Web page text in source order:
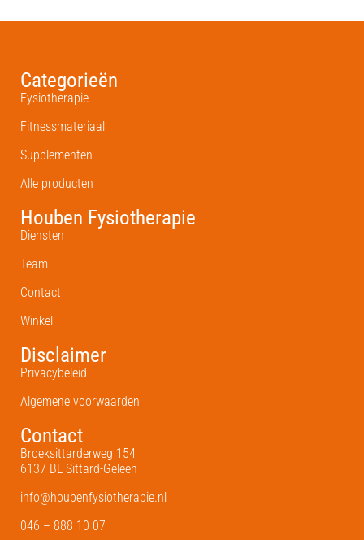
Categorieën
Fysiotherapie
Fitnessmateriaal
Supplementen
Alle producten
Houben Fysiotherapie
Diensten
Team
Contact
Winkel
Disclaimer
Privacybeleid
Algemene voorwaarden
Contact
Broeksittarderweg 154
6137 BL Sittard-Geleen
info@houbenfysiotherapie.nl
046 – 888 10 07